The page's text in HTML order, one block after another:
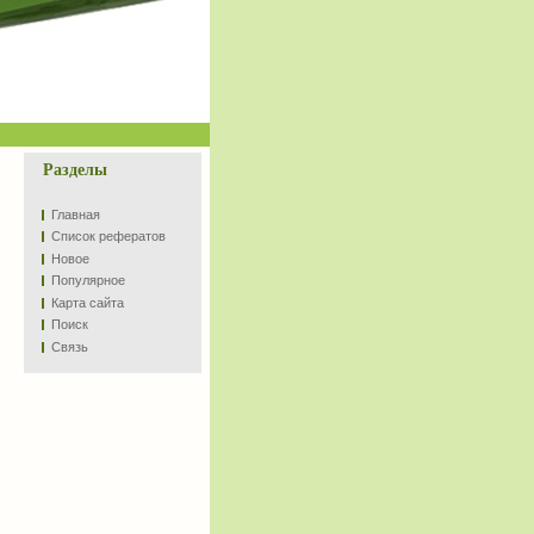
Разделы
Главная
Список рефератов
Новое
Популярное
Карта сайта
Поиск
Связь